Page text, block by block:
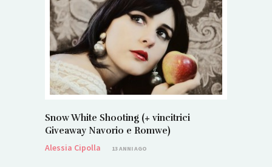
Snow White Shooting (+ vincitrici
Giveaway Navorio e Romwe)
Alessia Cipolla
13 ANNI AGO